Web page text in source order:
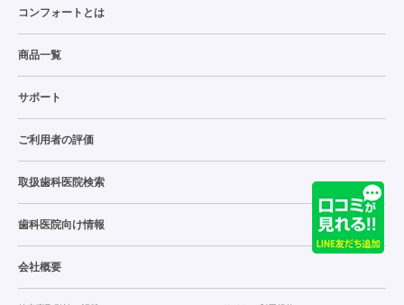
コンフォートとは
商品一覧
サポート
ご利用者の評価
取扱歯科医院検索
歯科医院向け情報
会社概要